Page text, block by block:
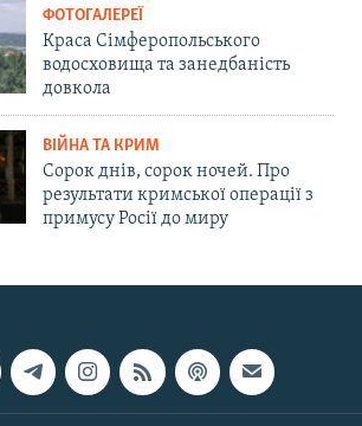
ФОТОГАЛЕРЕЇ
Краса Сімферопольського
водосховища та занедбаність
довкола
ВІЙНА ТА КРИМ
Сорок днів, сорок ночей. Про
результати кримської операції з
примусу Росії до миру